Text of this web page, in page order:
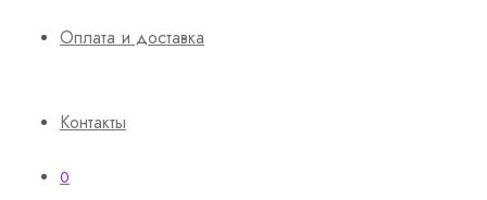
Оплата и доставка
Контакты
0